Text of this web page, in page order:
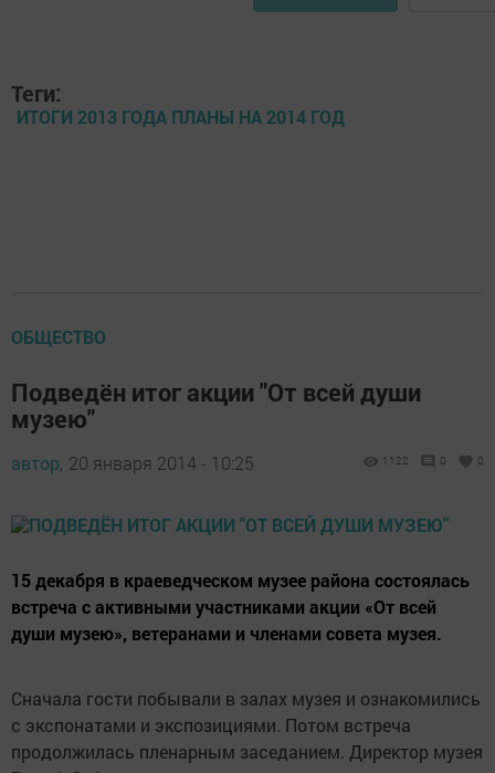
Теги:
ИТОГИ 2013 ГОДА ПЛАНЫ НА 2014 ГОД
ОБЩЕСТВО
Подведён итог акции "От всей души
музею"
автор, 20 января 2014 - 10:25 1122 0 0
15 декабря в краеведческом музее района состоялась
встреча с активными участниками акции «От всей
души музею», ветеранами и членами совета музея.
Сначала гости побывали в залах музея и ознакомились
с экспонатами и экспозициями. Потом встреча
продолжилась пленарным заседанием. Директор музея